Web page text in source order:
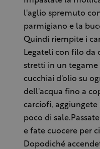
l'aglio spremuto
parmigiano e la
Quindi riempite i
Legateli con filo da
stretti in un
cucchiai d'olio su
dell'acqua fino a
carciofi,
poco di
e fate cuocere per
Dopodiché